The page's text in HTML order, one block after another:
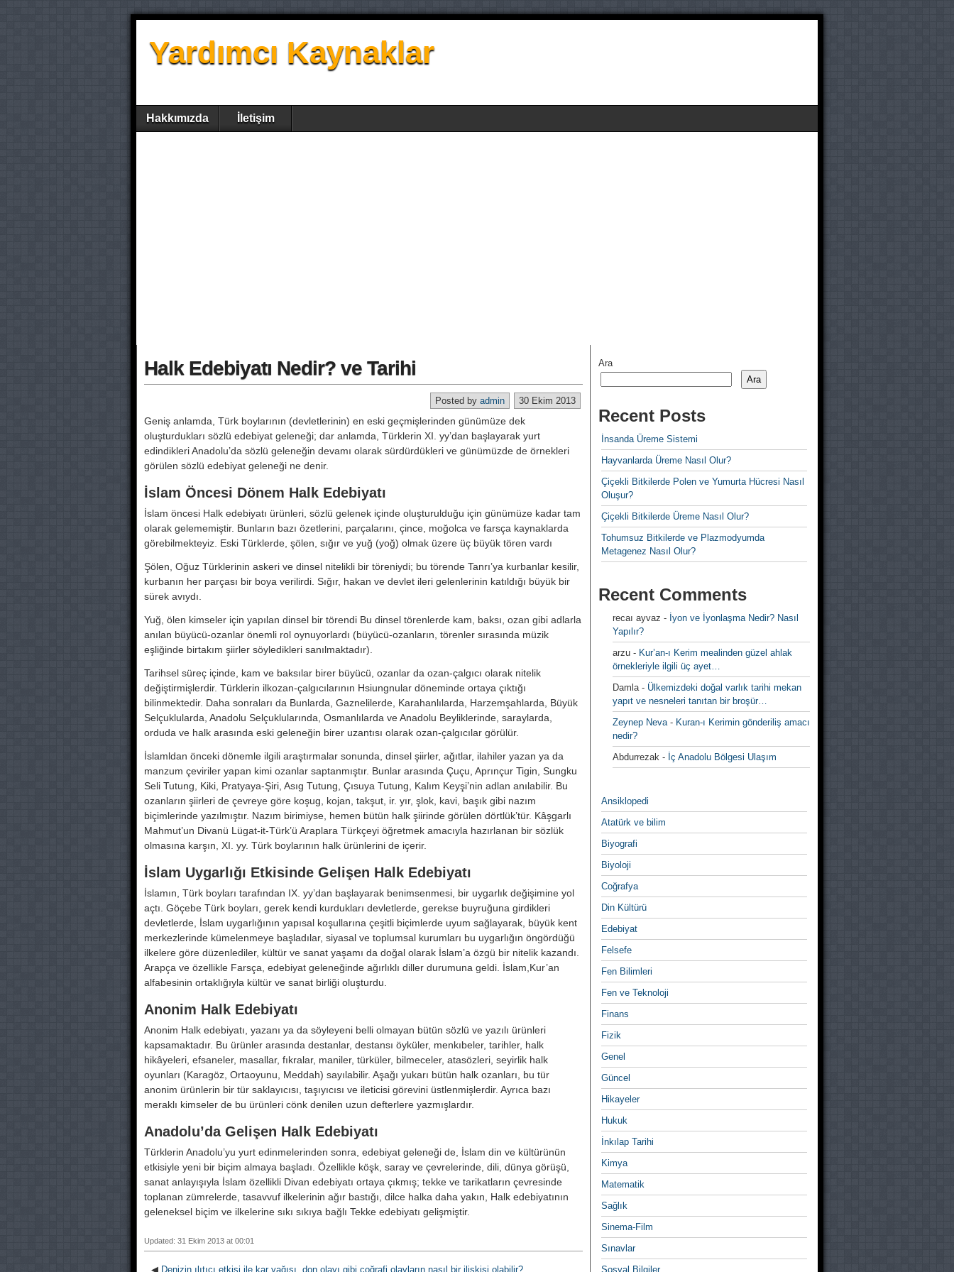
Yardımcı Kaynaklar
Hakkımızda İletişim
Halk Edebiyatı Nedir? ve Tarihi
30 Ekim 2013
Posted by admin
Geniş anlamda, Türk boylarının (devletlerinin) en eski geçmişlerinden günümüze dek
oluşturdukları sözlü edebiyat geleneği; dar anlamda, Türklerin XI. yy’dan başlayarak yurt
edindikleri Anadolu’da sözlü geleneğin devamı olarak sürdürdükleri ve günümüzde de örnekleri
görülen sözlü edebiyat geleneği ne denir.
İslam Öncesi Dönem Halk Edebiyatı
İslam öncesi Halk edebiyatı ürünleri, sözlü gelenek içinde oluşturulduğu için günümüze kadar tam
olarak gelememiştir. Bunların bazı özetlerini, parçalarını, çince, moğolca ve farsça kaynaklarda
görebilmekteyiz. Eski Türklerde, şölen, sığır ve yuğ (yoğ) olmak üzere üç büyük tören vardı
Şölen, Oğuz Türklerinin askeri ve dinsel nitelikli bir töreniydi; bu törende Tanrı’ya kurbanlar kesilir,
kurbanın her parçası bir boya verilirdi. Sığır, hakan ve devlet ileri gelenlerinin katıldığı büyük bir
sürek avıydı.
Yuğ, ölen kimseler için yapılan dinsel bir törendi Bu dinsel törenlerde kam, baksı, ozan gibi adlarla
anılan büyücü-ozanlar önemli rol oynuyorlardı (büyücü-ozanların, törenler sırasında müzik
eşliğinde birtakım şiirler söyledikleri sanılmaktadır).
Tarihsel süreç içinde, kam ve baksılar birer büyücü, ozanlar da ozan-çalgıcı olarak nitelik
değiştirmişlerdir. Türklerin ilkozan-çalgıcılarının Hsiungnular döneminde ortaya çıktığı
bilinmektedir. Daha sonraları da Bunlarda, Gaznelilerde, Karahanlılarda, Harzemşahlarda, Büyük
Selçuklularda, Anadolu Selçuklularında, Osmanlılarda ve Anadolu Beyliklerinde, saraylarda,
orduda ve halk arasında eski geleneğin birer uzantısı olarak ozan-çalgıcılar görülür.
İslamldan önceki dönemle ilgili araştırmalar sonunda, dinsel şiirler, ağıtlar, ilahiler yazan ya da
manzum çeviriler yapan kimi ozanlar saptanmıştır. Bunlar arasında Çuçu, Aprınçur Tigin, Sungku
Seli Tutung, Kiki, Pratyaya-Şiri, Asıg Tutung, Çısuya Tutung, Kalım Keyşi’nin adlan anılabilir. Bu
ozanların şiirleri de çevreye göre koşug, kojan, takşut, ir. yır, şlok, kavi, başık gibi nazım
biçimlerinde yazılmıştır. Nazım birimiyse, hemen bütün halk şiirinde görülen dörtlük’tür. Kâşgarlı
Mahmut’un Divanü Lügat-it-Türk’ü Araplara Türkçeyi öğretmek amacıyla hazırlanan bir sözlük
olmasına karşın, XI. yy. Türk boylarının halk ürünlerini de içerir.
İslam Uygarlığı Etkisinde Gelişen Halk Edebiyatı
İslamın, Türk boyları tarafından IX. yy’dan başlayarak benimsenmesi, bir uygarlık değişimine yol
açtı. Göçebe Türk boyları, gerek kendi kurdukları devletlerde, gerekse buyruğuna girdikleri
devletlerde, İslam uygarlığının yapısal koşullarına çeşitli biçimlerde uyum sağlayarak, büyük kent
merkezlerinde kümelenmeye başladılar, siyasal ve toplumsal kurumları bu uygarlığın öngördüğü
ilkelere göre düzenlediler, kültür ve sanat yaşamı da doğal olarak İslam’a özgü bir nitelik kazandı.
Arapça ve özellikle Farsça, edebiyat geleneğinde ağırlıklı diller durumuna geldi. İslam,Kur’an
alfabesinin ortaklığıyla kültür ve sanat birliği oluşturdu.
Anonim Halk Edebiyatı
Anonim Halk edebiyatı, yazanı ya da söyleyeni belli olmayan bütün sözlü ve yazılı ürünleri
kapsamaktadır. Bu ürünler arasında destanlar, destansı öyküler, menkıbeler, tarihler, halk
hikâyeleri, efsaneler, masallar, fıkralar, maniler, türküler, bilmeceler, atasözleri, seyirlik halk
oyunları (Karagöz, Ortaoyunu, Meddah) sayılabilir. Aşağı yukarı bütün halk ozanları, bu tür
anonim ürünlerin bir tür saklayıcısı, taşıyıcısı ve ileticisi görevini üstlenmişlerdir. Ayrıca bazı
meraklı kimseler de bu ürünleri cönk denilen uzun defterlere yazmışlardır.
Anadolu’da Gelişen Halk Edebiyatı
Türklerin Anadolu’yu yurt edinmelerinden sonra, edebiyat geleneği de, İslam din ve kültürünün
etkisiyle yeni bir biçim almaya başladı. Özellikle köşk, saray ve çevrelerinde, dili, dünya görüşü,
sanat anlayışıyla İslam özellikli Divan edebiyatı ortaya çıkmış; tekke ve tarikatların çevresinde
toplanan zümrelerde, tasavvuf ilkelerinin ağır bastığı, dilce halka daha yakın, Halk edebiyatının
geleneksel biçim ve ilkelerine sıkı sıkıya bağlı Tekke edebiyatı gelişmiştir.
Updated: 31 Ekim 2013 at 00:01
◀ Denizin ılıtıcı etkisi ile kar yağışı, don olayı gibi coğrafi olayların nasıl bir ilişkisi olabilir?
Ara
Ara
Recent Posts
İnsanda Üreme Sistemi
Hayvanlarda Üreme Nasıl Olur?
Çiçekli Bitkilerde Polen ve Yumurta Hücresi Nasıl
Oluşur?
Çiçekli Bitkilerde Üreme Nasıl Olur?
Tohumsuz Bitkilerde ve Plazmodyumda
Metagenez Nasıl Olur?
Recent Comments
recaı ayvaz - İyon ve İyonlaşma Nedir? Nasıl
Yapılır?
arzu - Kur’an-ı Kerim mealinden güzel ahlak
örnekleriyle ilgili üç ayet…
Damla- Ülkemizdeki doğal varlık tarihi mekan
yapıt ve nesneleri tanıtan bir broşür…
Zeynep Neva- Kuran-ı Kerimin gönderiliş amacı
nedir?
Abdurrezak - İç Anadolu Bölgesi Ulaşım
Ansiklopedi
Atatürk ve bilim
Biyografi
Biyoloji
Coğrafya
Din Kültürü
Edebiyat
Felsefe
Fen Bilimleri
Fen ve Teknoloji
Finans
Fizik
Genel
Güncel
Hikayeler
Hukuk
İnkılap Tarihi
Kimya
Matematik
Sağlık
Sinema-Film
Sınavlar
Sosyal Bilgiler